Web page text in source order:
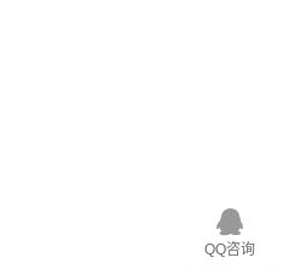
QQ咨询